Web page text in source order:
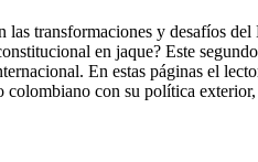
las transformaciones y desafíos
en jaque? Este
En estas páginas el
colombiano con su política exterior,